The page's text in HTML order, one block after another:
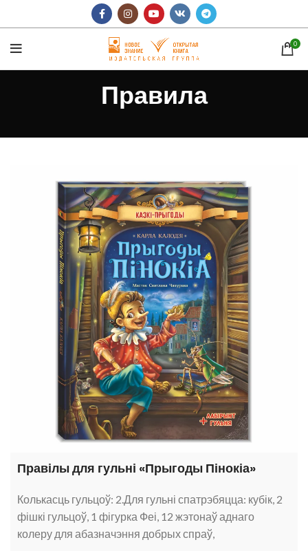
0
Правила
Правілы для гульні «Прыгоды Пінокіа»
Колькасць гульцоў: 2.Для гульні спатрэбяцца: кубік, 2
фішкі гульцоў, 1 фігурка Феі, 12 жэтонаў аднаго
колеру для абазначэння добрых спраў,